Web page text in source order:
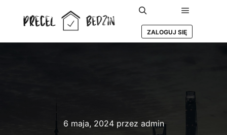
Szukaj Główne
ZALOGUJ SIĘ
6 maja, 2024przez admin